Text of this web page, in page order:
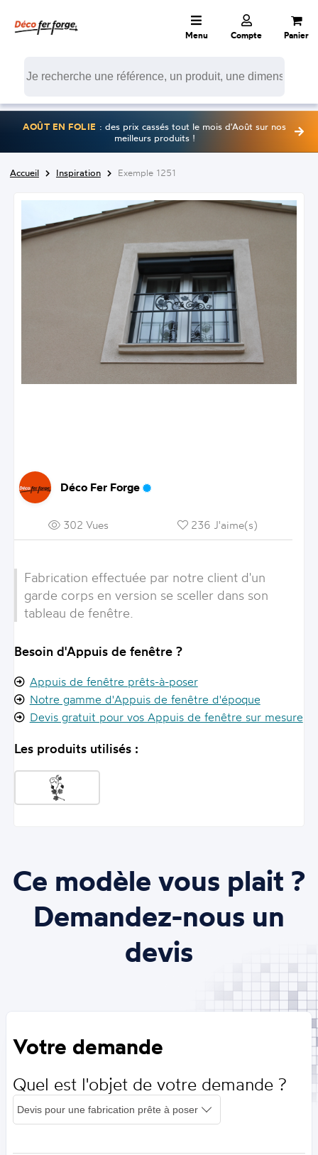
Menu Compte Panier
AOÛT EN FOLIE : des prix cassés tout le mois d'Août sur nos
meilleurs produits !
Accueil Inspiration Exemple 1251
Déco Fer Forge
302 Vues 236 J'aime(s)
Fabrication effectuée par notre client d'un
garde corps en version se sceller dans son
tableau de fenêtre.
Besoin d'Appuis de fenêtre ?
Appuis de fenêtre prêts-à-poser
Notre gamme d'Appuis de fenêtre d'époque
Devis gratuit pour vos Appuis de fenêtre sur mesure
Les produits utilisés :
Ce modèle vous plait ?
Demandez-nous un
devis
Votre demande
Quel est l'objet de votre demande ?